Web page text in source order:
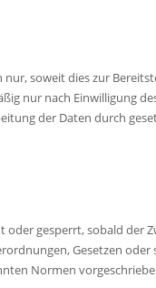
soweit dies zur
nur nach Einwilligung
der Daten durch
gesperrt, sobald
Gesetzen
Normen